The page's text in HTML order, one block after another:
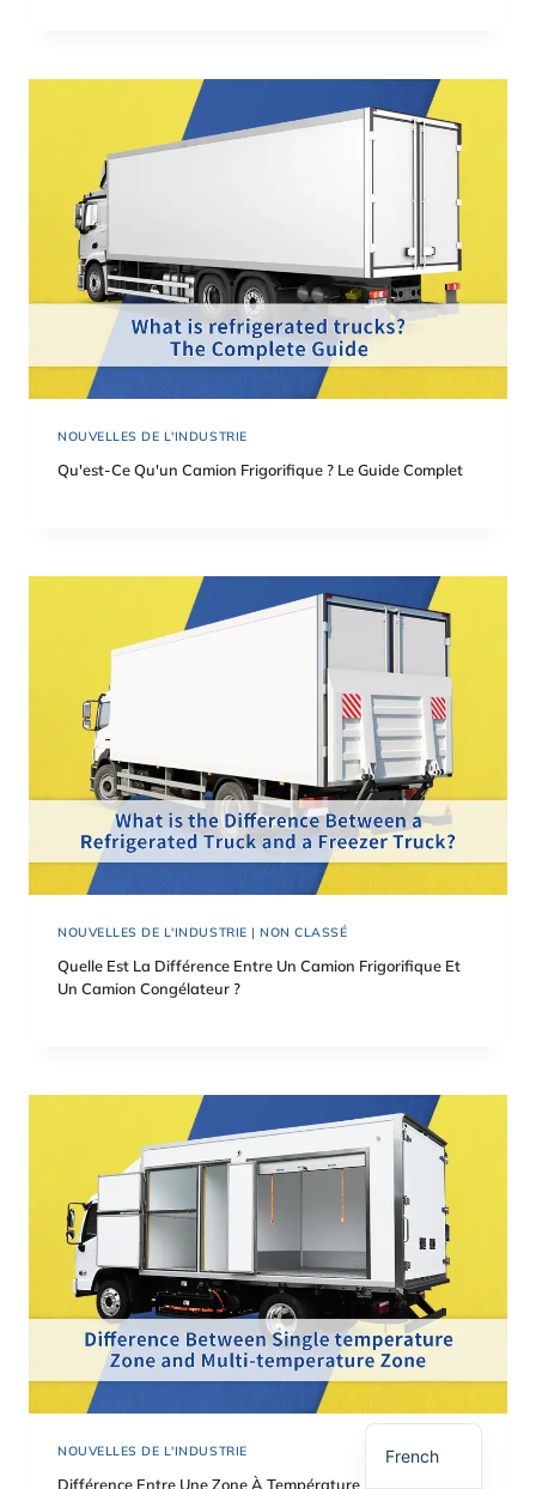
NOUVELLES DE L'INDUSTRIE
Qu'est-Ce Qu'un Camion Frigorifique ? Le Guide Complet
NOUVELLES DE L'INDUSTRIE |NON CLASSÉ
Quelle Est La Différence Entre Un Camion Frigorifique Et
Un Camion Congélateur ?
NOUVELLES DE L'INDUSTRIE
Différence Entre Une Zone À Température Unique Et Une
French
English
German
Japanese
Korean
Russian
Polish
Spanish